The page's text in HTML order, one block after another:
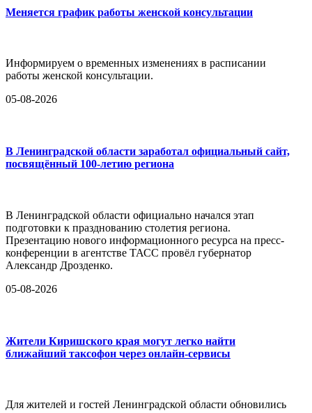
Меняется график работы женской консультации
Информируем о временных изменениях в расписании
работы женской консультации.
05-08-2026
В Ленинградской области заработал официальный сайт,
посвящённый 100-летию региона
В Ленинградской области официально начался этап
подготовки к празднованию столетия региона.
Презентацию нового информационного ресурса на пресс-
конференции в агентстве ТАСС провёл губернатор
Александр Дрозденко.
05-08-2026
Жители Киришского края могут легко найти
ближайший таксофон через онлайн-сервисы
Для жителей и гостей Ленинградской области обновились